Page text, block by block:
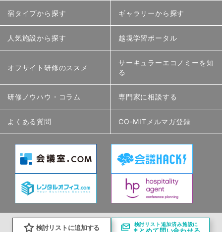
検討リストに追加する 検討リスト追加済み施設に
まとめて問い合わせる
宿タイプから探す ギャラリーから探す
人気施設から探す 越境学習ポータル
オフサイト研修のススメ
サーキュラーエコノミーを知
る
研修ノウハウ・コラム 専門家に相談する
よくある質問 CO-MITメルマガ登録